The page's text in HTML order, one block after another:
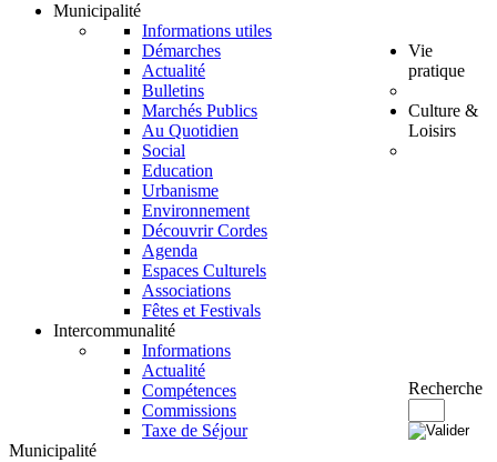
Municipalité
Informations utiles
Démarches
Actualité
Bulletins
Marchés Publics
Vie
pratique
Au Quotidien
Social
Education
Urbanisme
Environnement
Culture &
Loisirs
Découvrir Cordes
Agenda
Espaces Culturels
Associations
Fêtes et Festivals
Intercommunalité
Informations
Actualité
Compétences
Commissions
Taxe de Séjour
Recherche
Municipalité